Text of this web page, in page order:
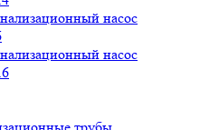
насос
насос